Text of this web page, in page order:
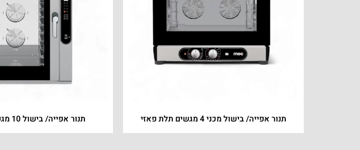
תנור אפייה/ בישול מכני 4 מגשים תלת פאזי תנור אפייה/ בישול 10 מגשים דיגיטלי